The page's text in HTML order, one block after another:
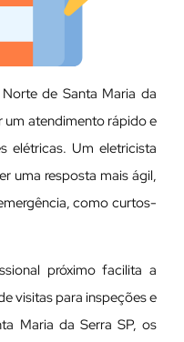
de Santa Maria da
um atendimento rápido e
elétricas. Um eletricista
uma resposta mais ágil,
como curtos-
próximo facilita a
visitas para inspeções e
Maria da Serra SP, os